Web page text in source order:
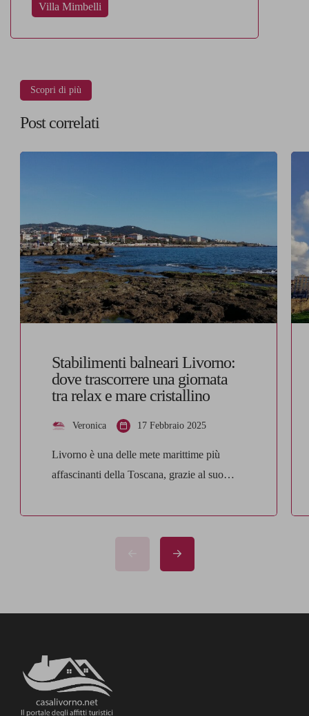
Villa Mimbelli
Scopri di più
Post correlati
Stabilimenti balneari Livorno:
dove trascorrere una giornata
tra relax e mare cristallino
Veronica 17 Febbraio 2025
Livorno è una delle mete marittime più
affascinanti della Toscana, grazie al suo
scogliere spettacolari e stabilimenti balneari
attrezzati per offrire il massimo del comfort e
del relax. Se stai cercando un luogo dove
trascorrere una giornata perfetta al mare, tra
mozzafiato, ecco di […]